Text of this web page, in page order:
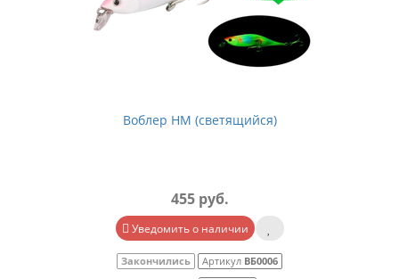
Воблер HM (светящийся)
455 руб.
Уведомить о наличии
Закончились Артикул ВБ0006